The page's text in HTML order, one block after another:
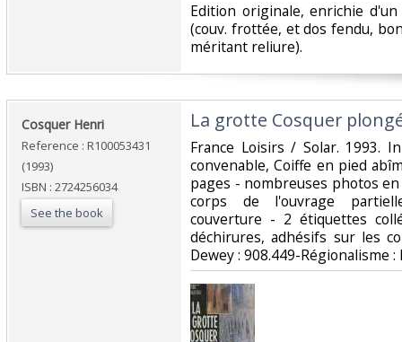
‎Edition originale, enrichie
(couv. frottée, et dos fendu,
méritant reliure).‎
‎Cosquer Henri‎
Reference : R100053431
(1993)
ISBN : 2724256034
See the book
‎La grotte Cosquer
‎France Loisirs / Solar. 1993.
convenable, Coiffe en pied
pages - nombreuses photos
corps de l'ouvrage
couverture - 2 étiquettes
déchirures, adhésifs sur les
Dewey : 908.449-Régionalisme